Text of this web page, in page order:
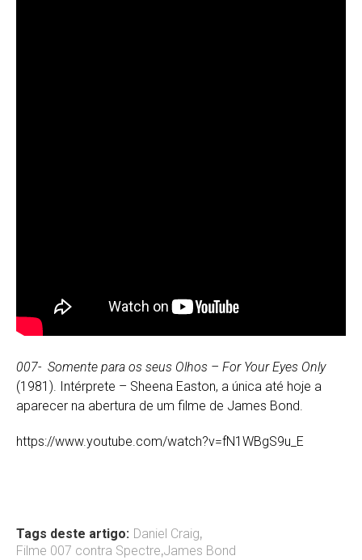
007- Somente para os seus Olhos – For Your Eyes Only
(1981). Intérprete – Sheena Easton, a única até hoje a
aparecer na abertura de um filme de James Bond.
https://www.youtube.com/watch?v=fN1WBgS9u_E
Tags deste artigo: Daniel Craig,
Filme 007 contra Spectre,James Bond